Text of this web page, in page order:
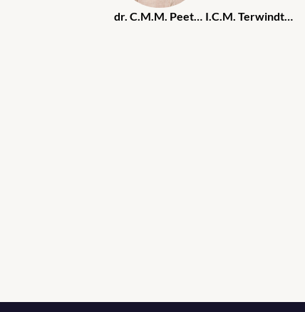
dr. C.M.M. Peeters I.C.M. Terwindt-van Eekeren